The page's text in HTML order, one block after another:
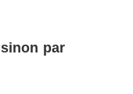
sinon par